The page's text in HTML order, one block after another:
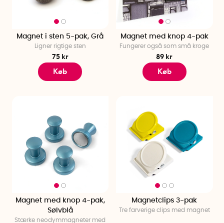
Magnet i sten 5-pak, Grå
Ligner rigtige sten
75 kr
Køb
Magnet med knop 4-pak
Fungerer også som små kroge
89 kr
Køb
Magnet med knop 4-pak,
Sølvblå
Stærke neodymmagneter med
Magnetclips 3-pak
Tre farverige clips med magnet